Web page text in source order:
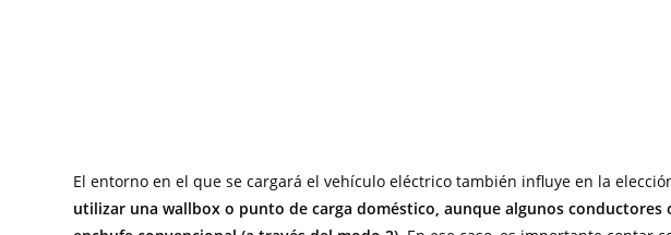
El entorno en el que se cargará el vehículo eléctrico también influye en la
utilizar una wallbox o punto de carga doméstico, aunque algunos